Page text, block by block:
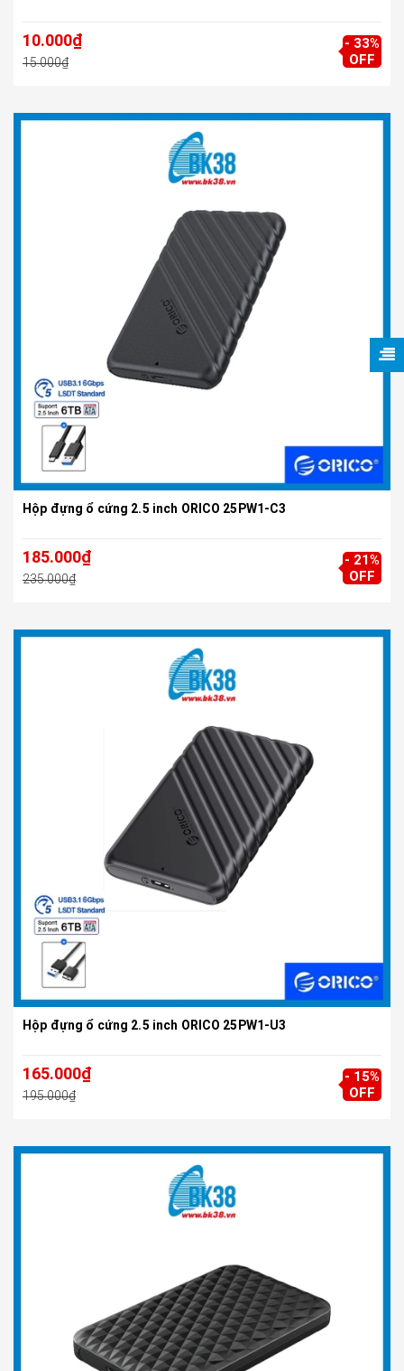
10.000₫
15.000₫
- 33%
OFF
Hộp đựng ổ cứng 2.5 inch ORICO 25PW1-C3
185.000₫
235.000₫
- 21%
OFF
Hộp đựng ổ cứng 2.5 inch ORICO 25PW1-U3
165.000₫
195.000₫
- 15%
OFF